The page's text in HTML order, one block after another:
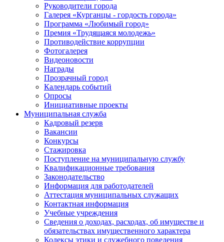
Руководители города
Галерея «Курганцы - гордость города»
Программа «Любимый город»
Премия «Трудящаяся молодежь»
Противодействие коррупции
Фотогалерея
Видеоновости
Награды
Прозрачный город
Календарь событий
Опросы
Инициативные проекты
Муниципальная служба
Кадровый резерв
Вакансии
Конкурсы
Стажировка
Поступление на муниципальную службу
Квалификационные требования
Законодательство
Информация для работодателей
Аттестация муниципальных служащих
Контактная информация
Учебные учреждения
Сведения о доходах, расходах, об имуществе и
обязательствах имущественного характера
Кодексы этики и служебного поведения